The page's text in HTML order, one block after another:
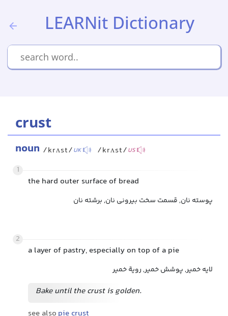
LEARNit Dictionary
crust
noun /krʌst/UK /krʌst/US
1
the hard outer surface of bread
پوسته نان, قسمت سخت بیرونی نان, برشته نان
2
a layer of pastry, especially on top of a pie
لایه خمیر, پوشش خمیر, رویة خمیر
Bake until the crust is golden.